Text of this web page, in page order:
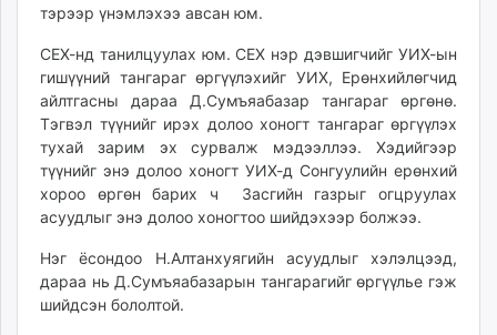
24tsag.mn
shuud.mn
eagle.mn
ergelt.mn
zarig.mn
today.mn
zuv.mn
mminfo.mn
urlag.mn
unen.mn
тэрээр үнэмлэхээ авсан юм.
СЕХ-нд танилцуулах юм. СЕХ нэр дэвшигчийг УИХ-ын
гишүүний тангараг өргүүлэхийг УИХ, Ерөнхийлөгчид
айлтгасны дараа Д.Сумъяабазар тангараг өргөнө.
Тэгвэл түүнийг ирэх долоо хоногт тангараг өргүүлэх
тухай зарим эх сурвалж мэдээллээ. Хэдийгээр
түүнийг энэ долоо хоногт УИХ-д Сонгуулийн ерөнхий
хороо өргөн барих ч Засгийн газрыг огцруулах
асуудлыг энэ долоо хоногтоо шийдэхээр болжээ.
Нэг ёсондоо Н.Алтанхуягийн асуудлыг хэлэлцээд,
дараа нь Д.Сумъяабазарын тангарагийг өргүүлье гэж
шийдсэн бололтой.